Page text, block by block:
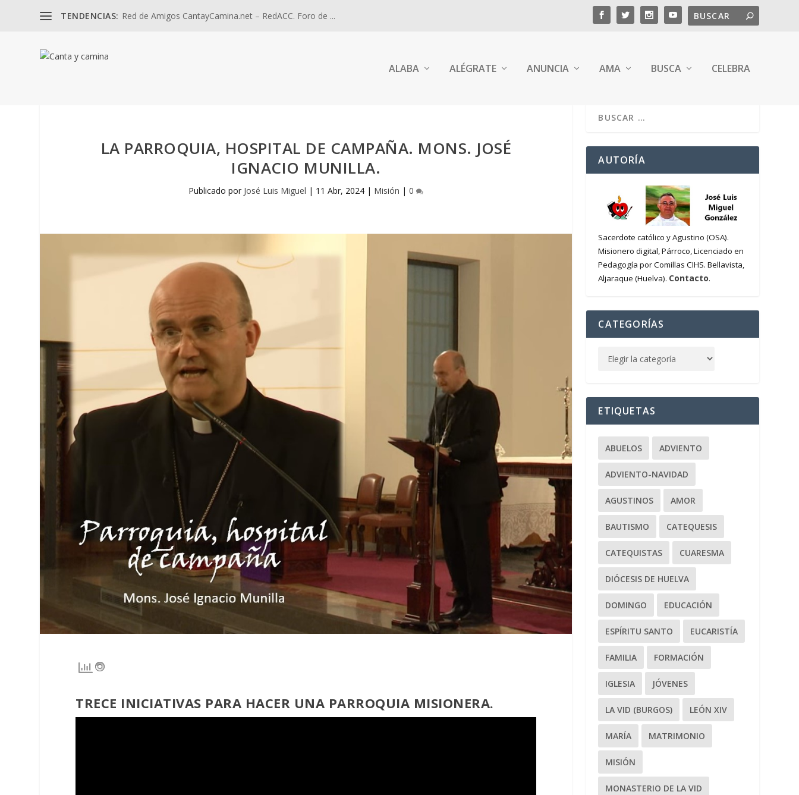
TENDENCIAS: Red de Amigos CantayCamina.net – RedACC. Foro de ...
ALABA ALÉGRATE ANUNCIA AMA BUSCA CELEBRA
LA PARROQUIA, HOSPITAL DE CAMPAÑA. MONS. JOSÉ
IGNACIO MUNILLA.
Publicado por José Luis Miguel | 11 Abr, 2024 | Misión |0
TRECE INICIATIVAS PARA HACER UNA PARROQUIA MISIONERA.
AUTORÍA
Sacerdote católico y Agustino (OSA).
Misionero digital, Párroco, Licenciado en
Pedagogía por Comillas CIHS. Bellavista,
Aljaraque (Huelva). Contacto.
CATEGORÍAS
ETIQUETAS
ABUELOS ADVIENTO
ADVIENTO-NAVIDAD
AGUSTINOS AMOR
BAUTISMO CATEQUESIS
CATEQUISTAS CUARESMA
DIÓCESIS DE HUELVA
DOMINGO EDUCACIÓN
ESPÍRITU SANTO EUCARISTÍA
FAMILIA FORMACIÓN
IGLESIA JÓVENES
LA VID (BURGOS) LEÓN XIV
MARÍA MATRIMONIO
MISIÓN
MONASTERIO DE LA VID